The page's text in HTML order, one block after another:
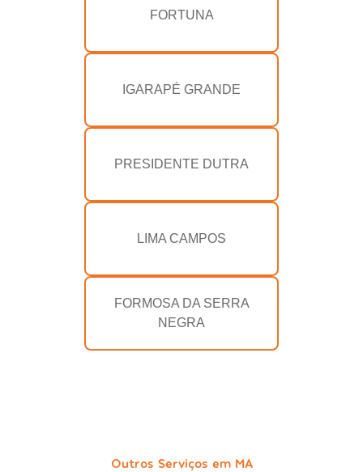
FORTUNA
IGARAPÉ GRANDE
PRESIDENTE DUTRA
LIMA CAMPOS
FORMOSA DA SERRA
NEGRA
Outros Serviços em MA